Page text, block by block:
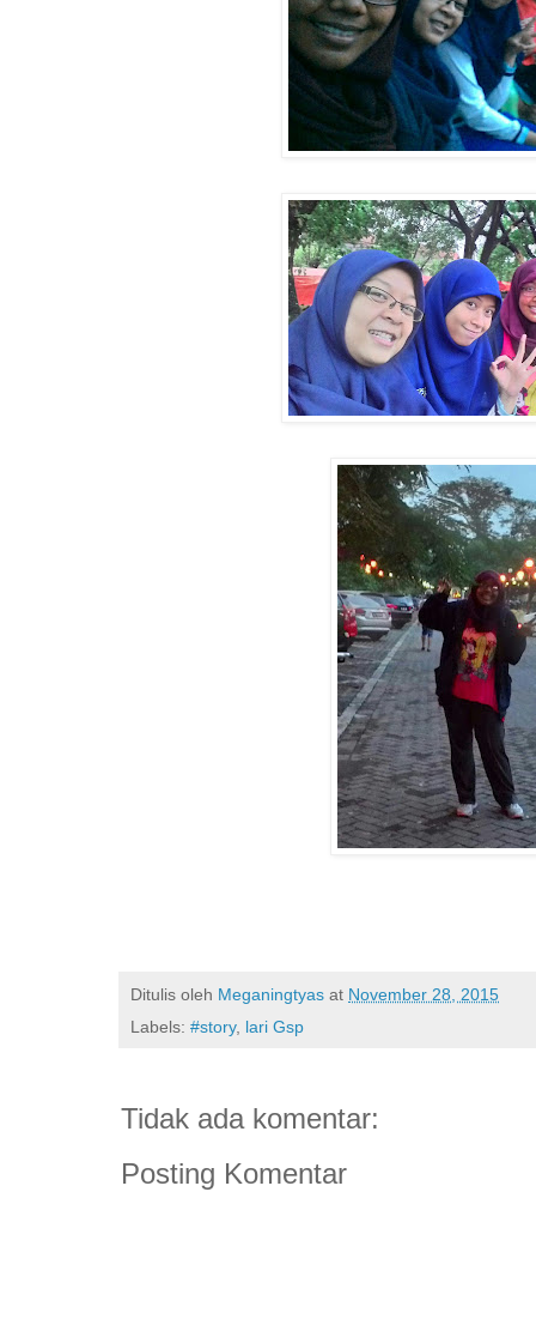
Ditulis oleh Meganingtyas at November 28, 2015
Labels: #story, lari Gsp
Tidak ada komentar:
Posting Komentar